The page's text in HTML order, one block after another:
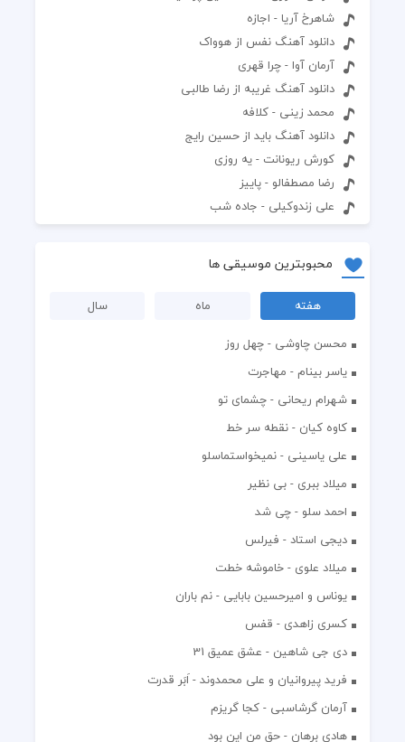
شاهرخ آریا - اجازه
دانلود آهنگ نفس از هوواک
آرمان آوا - چرا قهری
دانلود آهنگ غریبه از رضا طالبی
محمد زینی - کلافه
دانلود آهنگ باید از حسین رایج
کورش ریونانت - یه روزی
رضا مصطفالو - پاییز
علی زندوکیلی - جاده شب
محبوبترین موسیقی ها
هفته ماه
سال
محسن چاوشی - چهل روز
یاسر بینام - مهاجرت
شهرام ریحانی - چشمای تو
کاوه کیان - نقطه سر خط
علی یاسینی - نمیخواستماسلو
میلاد ببری - بی نظیر
احمد سلو - چی شد
دیجی استاد - فیرلس
میلاد علوی - خاموشه خطت
یوناس و امیرحسین بابایی - نم باران
کسری زاهدی - قفس
دی جی شاهین - عشق عمیق 31
فرید پیروانیان و علی محمدوند - اَبَر قدرت
آرمان گرشاسبی - کجا گریزم
هادی برهان - حق من این بود